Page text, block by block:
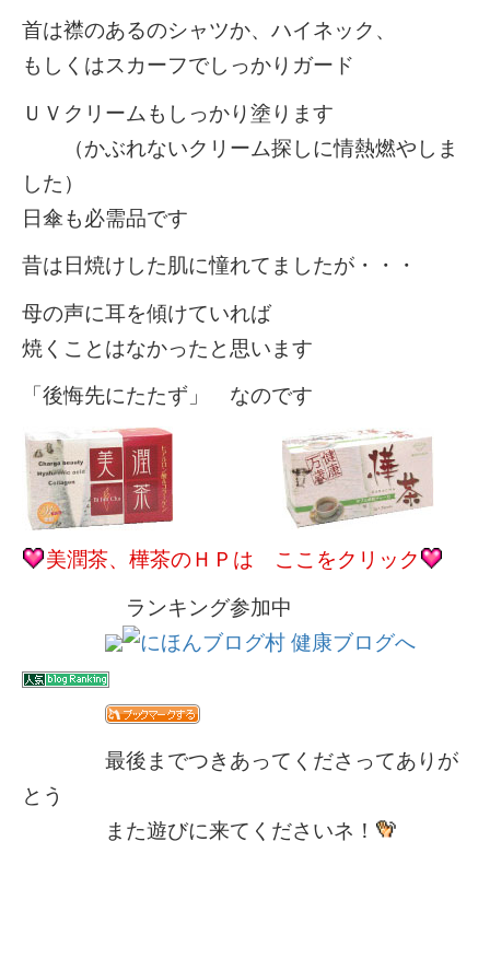
首は襟のあるのシャツか、ハイネック、
もしくはスカーフでしっかりガード
ＵＶクリームもしっかり塗ります
（かぶれないクリーム探しに情熱燃やしま
した）
日傘も必需品です
昔は日焼けした肌に憧れてましたが・・・
母の声に耳を傾けていれば
焼くことはなかったと思います
「後悔先にたたず」 なのです
美潤茶、樺茶のＨＰは ここをクリック
ランキング参加中
最後までつきあってくださってありが
とう
また遊びに来てくださいネ！